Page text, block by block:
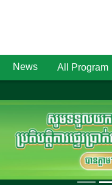
News All Program